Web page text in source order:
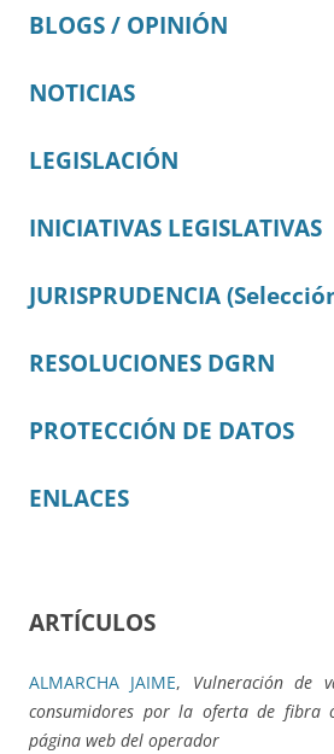
BLOGS / OPINIÓN
NOTICIAS
LEGISLACIÓN
INICIATIVAS LEGISLATIVAS
JURISPRUDENCIA
RESOLUCIONES DGRN
PROTECCIÓN DE DATOS
ENLACES
ARTÍCULOS
ALMARCHA JAIME, Vulneración de
consumidores por la oferta de fibra
página web del operador